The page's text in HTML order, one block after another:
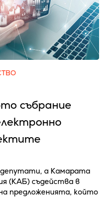
събрание
а Камарата
(КАБ) съдейства в
предложенията, който